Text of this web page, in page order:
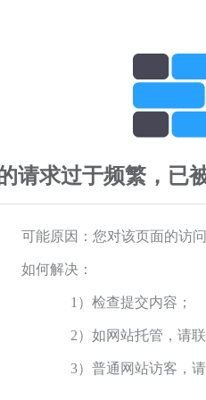
请求过于频繁，已
可能原因：您对该页面的访
如何解决：
1）检查提交内容；
2）如网站托管，请
3）普通网站访客，